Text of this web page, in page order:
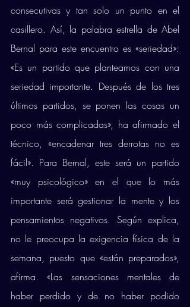
consecutivas y tan solo un punto en el
casillero. Así, la palabra estrella de Abel
Bernal para este encuentro es «seriedad»:
«Es un partido que planteamos con una
seriedad importante. Después de los tres
últimos partidos, se ponen las cosas un
poco más complicadas», ha afirmado el
técnico, «encadenar tres derrotas no es
fácil». Para Bernal, este será un partido
«muy psicológico» en el que lo más
importante será gestionar la mente y los
pensamientos negativos. Según explica,
no le preocupa la exigencia física de la
semana, puesto que «están preparados»,
afirma. «Las sensaciones mentales de
haber perdido y de no haber podido